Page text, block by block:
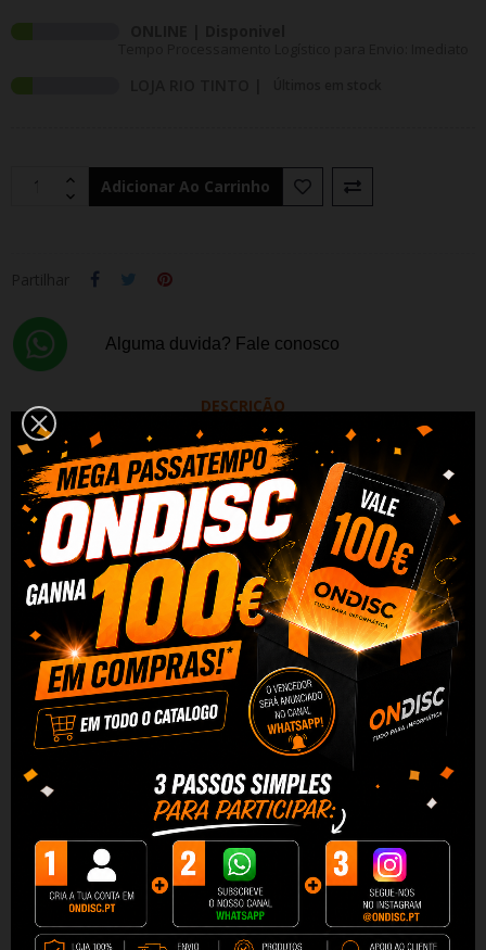
Adicionar Ao Carrinho
Alguma duvida? Fale conosco
DESCRIÇÃO
DADOS DO PRODUTO
REVIEWS
BOX35-5
Capa DVD Mediarange para 5 discos, 22mm, preto, Pack 5
As capasMediaRange DVD são perfeitas para organizar e
armazenar com segurança a sua recolha de dados ou para
substituiras capasoriginais danificadas. O fecho rápido,
fácil de abrir mas robusto, protege os seus suportes contra
arranhões. A manga exterior transparente para segurar uma
inserção de capa e o suporte interior de folhetos permitem-
lhe um design individual e uma apresentação profissional
da sua colecção.
CARACTERÍSTICAS: